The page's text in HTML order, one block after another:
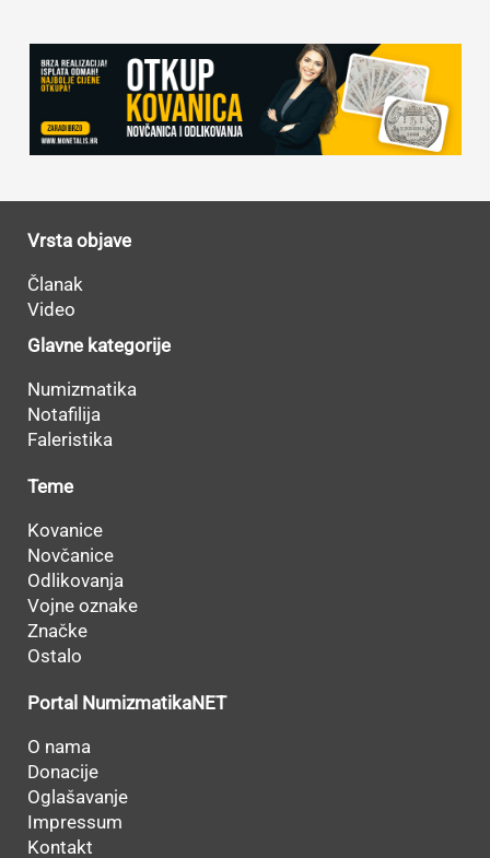
Vrsta objave
Članak
Video
Glavne kategorije
Numizmatika
Notafilija
Faleristika
Teme
Kovanice
Novčanice
Odlikovanja
Vojne oznake
Značke
Ostalo
Portal NumizmatikaNET
O nama
Donacije
Oglašavanje
Impressum
Kontakt